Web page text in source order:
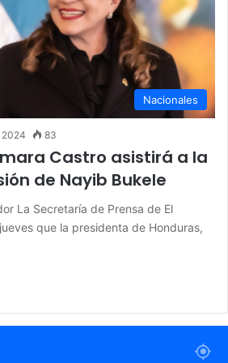
Nacionales
2024 83
Castro asistirá a la
de Nayib Bukele
La Secretaría de Prensa de El
que la presidenta de Honduras,